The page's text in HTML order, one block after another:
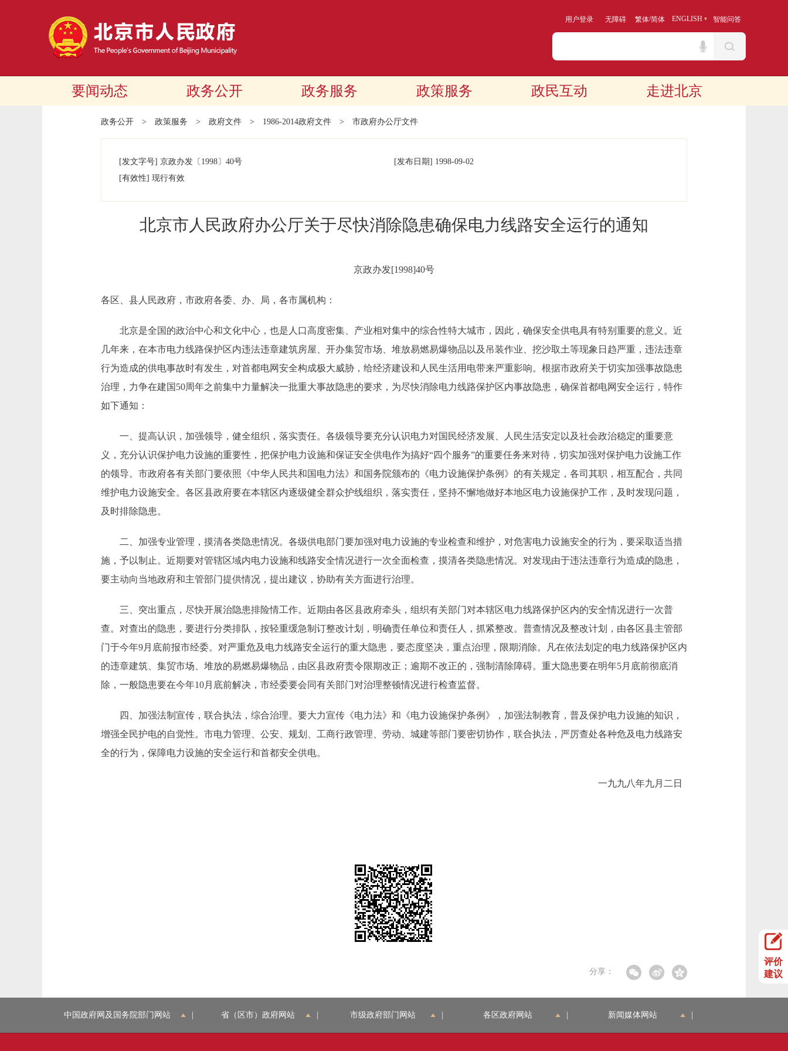
用户登录 无障碍 繁体/简体 ENGLISH 智能问答
要闻动态 政务公开 政务服务 政策服务 政民互动 走进北京
政务公开 > 政策服务 > 政府文件 > 1986-2014政府文件 > 市政府办公厅文件
[发文字号] 京政办发 〔1998〕 40号 [发布日期] 1998-09-02
[有效性] 现行有效
北京市人民政府办公厅关于尽快消除隐患确保电力线路安全运行的通知
京政办发[1998]40号
各区、县人民政府，市政府各委、办、局，各市属机构：
北京是全国的政治中心和文化中心，也是人口高度密集、产业相对集中的综合性特大城市，因此，确保安全供电具有特别重要的意义。近
几年来，在本市电力线路保护区内违法违章建筑房屋、开办集贸市场、堆放易燃易爆物品以及吊装作业、挖沙取土等现象日趋严重，违法违章
行为造成的供电事故时有发生，对首都电网安全构成极大威胁，给经济建设和人民生活用电带来严重影响。根据市政府关于切实加强事故隐患
治理，力争在建国50周年之前集中力量解决一批重大事故隐患的要求，为尽快消除电力线路保护区内事故隐患，确保首都电网安全运行，特作
如下通知：
一、提高认识，加强领导，健全组织，落实责任。各级领导要充分认识电力对国民经济发展、人民生活安定以及社会政治稳定的重要意
义，充分认识保护电力设施的重要性，把保护电力设施和保证安全供电作为搞好“四个服务”的重要任务来对待，切实加强对保护电力设施工作
的领导。市政府各有关部门要依照《中华人民共和国电力法》和国务院颁布的《电力设施保护条例》的有关规定，各司其职，相互配合，共同
维护电力设施安全。各区县政府要在本辖区内逐级健全群众护线组织，落实责任，坚持不懈地做好本地区电力设施保护工作，及时发现问题，
及时排除隐患。
二、加强专业管理，摸清各类隐患情况。各级供电部门要加强对电力设施的专业检查和维护，对危害电力设施安全的行为，要采取适当措
施，予以制止。近期要对管辖区域内电力设施和线路安全情况进行一次全面检查，摸清各类隐患情况。对发现由于违法违章行为造成的隐患，
要主动向当地政府和主管部门提供情况，提出建议，协助有关方面进行治理。
三、突出重点，尽快开展治隐患排险情工作。近期由各区县政府牵头，组织有关部门对本辖区电力线路保护区内的安全情况进行一次普
查。对查出的隐患，要进行分类排队，按轻重缓急制订整改计划，明确责任单位和责任人，抓紧整改。普查情况及整改计划，由各区县主管部
门于今年9月底前报市经委。对严重危及电力线路安全运行的重大隐患，要态度坚决，重点治理，限期消除。凡在依法划定的电力线路保护区内
的违章建筑、集贸市场、堆放的易燃易爆物品，由区县政府责令限期改正；逾期不改正的，强制清除障碍。重大隐患要在明年5月底前彻底消
除，一般隐患要在今年10月底前解决，市经委要会同有关部门对治理整顿情况进行检查监督。
四、加强法制宣传，联合执法，综合治理。要大力宣传《电力法》和《电力设施保护条例》，加强法制教育，普及保护电力设施的知识，
增强全民护电的自觉性。市电力管理、公安、规划、工商行政管理、劳动、城建等部门要密切协作，联合执法，严厉查处各种危及电力线路安
全的行为，保障电力设施的安全运行和首都安全供电。
一九九八年九月二日
分享：
评价
建议
中国政府网及国务院部门网站 省（区市）政府网站 市级政府部门网站 各区政府网站 新闻媒体网站